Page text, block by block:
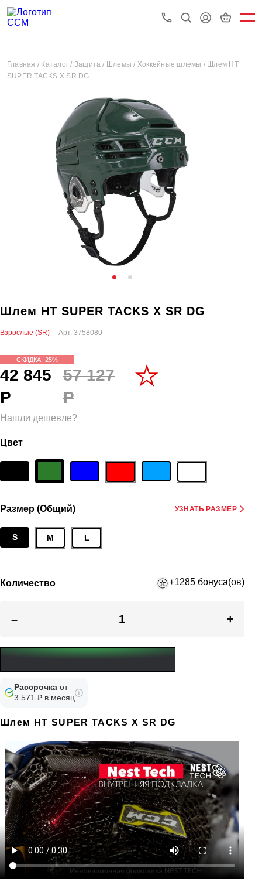
Главная / Каталог / Защита / Шлемы / Хоккейные шлемы / Шлем HT
SUPER TACKS X SR DG
Шлем HT SUPER TACKS X SR DG
Взрослые (SR) Арт. 3758080
СКИДКА -25%
42 845
Р
57 127
Р
Нашли дешевле?
Цвет
Размер (Общий) УЗНАТЬ РАЗМЕР
S M L
Количество +1285 бонуса(ов)
– +
Рассрочка от
3 571 ₽ в месяц
Шлем HT SUPER TACKS X SR DG